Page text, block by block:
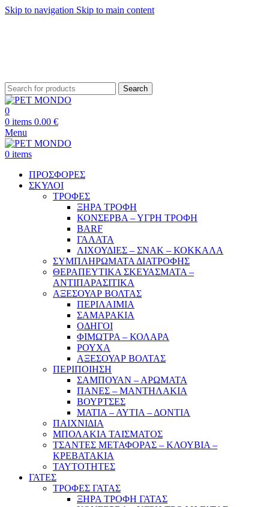
Skip to navigation Skip to main content
Search
0
0 items 0.00 €
Menu
0 items
ΠΡΟΣΦΟΡΕΣ
ΣΚΥΛΟΙ
ΤΡΟΦΕΣ
ΞΗΡΑ ΤΡΟΦΗ
ΚΟΝΣΕΡΒΑ – ΥΓΡΗ ΤΡΟΦΗ
BARF
ΓΑΛΑΤΑ
ΛΙΧΟΥΔΙΕΣ – ΣΝΑΚ – ΚΟΚΚΑΛΑ
ΣΥΜΠΛΗΡΩΜΑΤΑ ΔΙΑΤΡΟΦΗΣ
ΘΕΡΑΠΕΥΤΙΚΑ ΣΚΕΥΑΣΜΑΤΑ –
ΑΝΤΙΠΑΡΑΣΙΤΙΚΑ
ΑΞΕΣΟΥΑΡ ΒΟΛΤΑΣ
ΠΕΡΙΛΑΙΜΙΑ
ΣΑΜΑΡΑΚΙΑ
ΟΔΗΓΟΙ
ΦΙΜΩΤΡΑ – ΚΟΛΑΡΑ
ΡΟΥΧΑ
ΑΞΕΣΟΥΑΡ ΒΟΛΤΑΣ
ΠΕΡΙΠΟΙΗΣΗ
ΣΑΜΠΟΥΑΝ – ΑΡΩΜΑΤΑ
ΠΑΝΕΣ – ΜΑΝΤΗΛΑΚΙΑ
ΒΟΥΡΤΣΕΣ
ΜΑΤΙΑ – ΑΥΤΙΑ – ΔΟΝΤΙΑ
ΠΑΙΧΝΙΔΙΑ
ΜΠΟΛΑΚΙΑ ΤΑΙΣΜΑΤΟΣ
ΤΣΑΝΤΕΣ ΜΕΤΑΦΟΡΑΣ – ΚΛΟΥΒΙΑ –
ΚΡΕΒΑΤΑΚΙΑ
ΤΑΥΤΟΤΗΤΕΣ
ΓΑΤΕΣ
ΤΡΟΦΕΣ ΓΑΤΑΣ
ΞΗΡΑ ΤΡΟΦΗ ΓΑΤΑΣ